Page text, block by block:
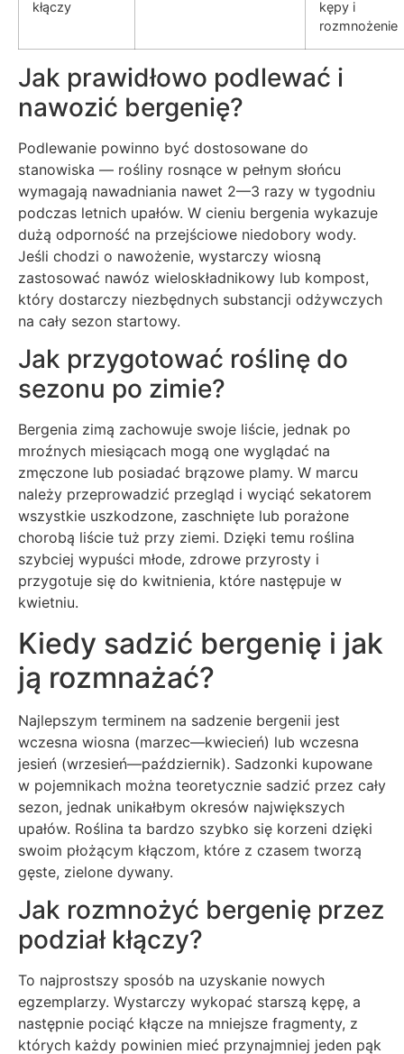
kłączy
kępy i
rozmnożenie
Jak prawidłowo podlewać i
nawozić bergenię?
Podlewanie powinno być dostosowane do
stanowiska — rośliny rosnące w pełnym słońcu
wymagają nawadniania nawet 2—3 razy w tygodniu
podczas letnich upałów. W cieniu bergenia wykazuje
dużą odporność na przejściowe niedobory wody.
Jeśli chodzi o nawożenie, wystarczy wiosną
zastosować nawóz wieloskładnikowy lub kompost,
który dostarczy niezbędnych substancji odżywczych
na cały sezon startowy.
Jak przygotować roślinę do
sezonu po zimie?
Bergenia zimą zachowuje swoje liście, jednak po
mroźnych miesiącach mogą one wyglądać na
zmęczone lub posiadać brązowe plamy. W marcu
należy przeprowadzić przegląd i wyciąć sekatorem
wszystkie uszkodzone, zaschnięte lub porażone
chorobą liście tuż przy ziemi. Dzięki temu roślina
szybciej wypuści młode, zdrowe przyrosty i
przygotuje się do kwitnienia, które następuje w
kwietniu.
Kiedy sadzić bergenię i jak
ją rozmnażać?
Najlepszym terminem na sadzenie bergenii jest
wczesna wiosna (marzec—kwiecień) lub wczesna
jesień (wrzesień—październik). Sadzonki kupowane
w pojemnikach można teoretycznie sadzić przez cały
sezon, jednak unikałbym okresów największych
upałów. Roślina ta bardzo szybko się korzeni dzięki
swoim płożącym kłączom, które z czasem tworzą
gęste, zielone dywany.
Jak rozmnożyć bergenię przez
podział kłączy?
To najprostszy sposób na uzyskanie nowych
egzemplarzy. Wystarczy wykopać starszą kępę, a
następnie pociąć kłącze na mniejsze fragmenty, z
których każdy powinien mieć przynajmniej jeden pąk